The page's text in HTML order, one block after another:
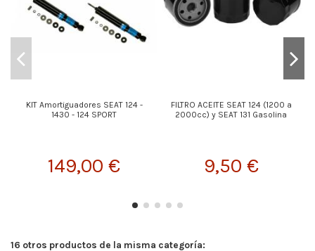
KIT Amortiguadores SEAT 124 -
1430 - 124 SPORT
149,00 €
FILTRO ACEITE SEAT 124 (1200 a
2000cc) y SEAT 131 Gasolina
9,50 €
16 otros productos de la misma categoría: